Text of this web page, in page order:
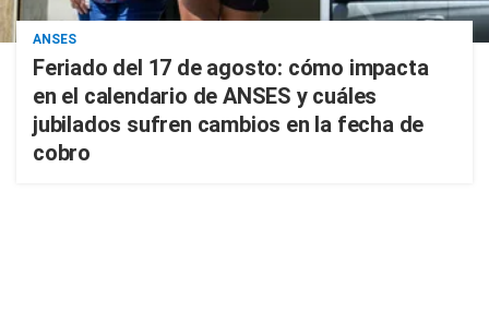
ANSES
Feriado del 17 de agosto: cómo impacta
en el calendario de ANSES y cuáles
jubilados sufren cambios en la fecha de
cobro